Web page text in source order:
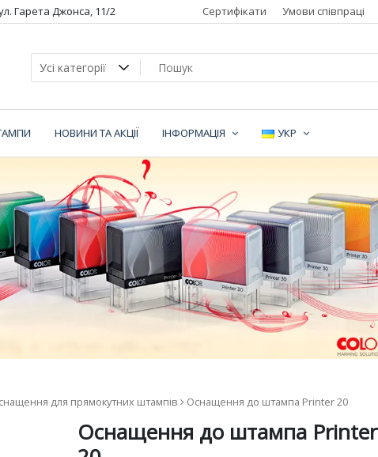
Гарета Джонса, 11/2 Сертифікати Умови співпраці
НОВИНИ ТА АКЦІЇ ІНФОРМАЦІЯ УКР
для прямокутних штампів Оснащення до штампа Printer 20
Оснащення до штампа Printer